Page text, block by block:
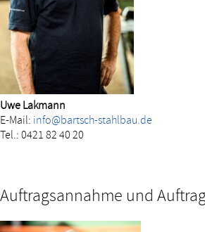
Uwe Lakmann
E-Mail: info@bartsch-stahlbau.de
Tel.: 0421 82 40 20
Auftragsannahme und